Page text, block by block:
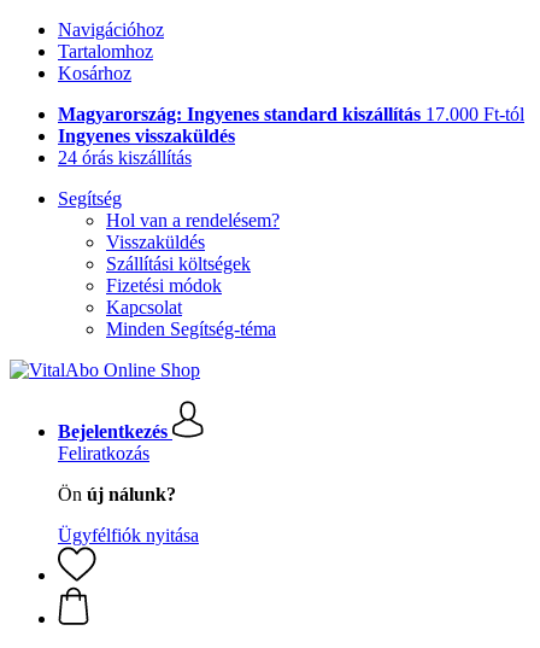
Navigációhoz
Tartalomhoz
Kosárhoz
Magyarország: Ingyenes standard kiszállítás 17.000 Ft-tól
Ingyenes visszaküldés
24 órás kiszállítás
Segítség
Hol van a rendelésem?
Visszaküldés
Szállítási költségek
Fizetési módok
Kapcsolat
Minden Segítség-téma
Bejelentkezés
Feliratkozás
Ön új nálunk?
Ügyfélfiók nyitása